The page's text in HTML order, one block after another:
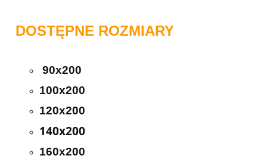
DOSTĘPNE ROZMIARY
90x200
100x200
120x200
140x200
160x200